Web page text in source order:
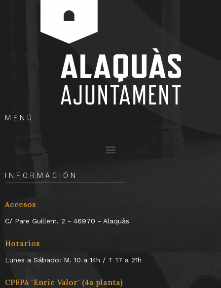
MENÚ
INFORMACIÓN
Accesos
C/ Pare Guillem, 2 - 46970 - Alaquàs
Horarios
Lunes a Sábado: M. 10 a 14h / T 17 a 21h
CPFPA "Enric Valor" (4a planta)